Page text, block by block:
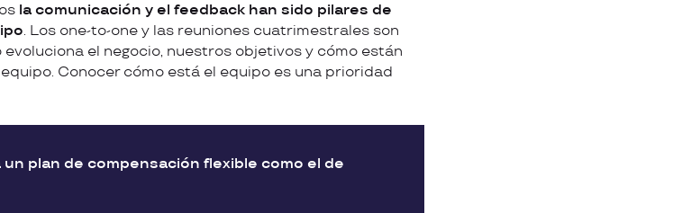
la comunicación y el feedback han sido pilares de
. Los one-to-one y las reuniones cuatrimestrales son
el negocio, nuestros objetivos y cómo están
Conocer cómo está el equipo es una prioridad
plan de compensación flexible como el de